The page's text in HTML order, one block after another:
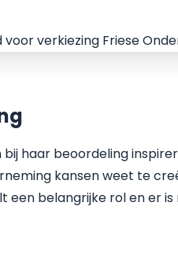
bij haar beoordeling
kansen weet te
een belangrijke rol en er